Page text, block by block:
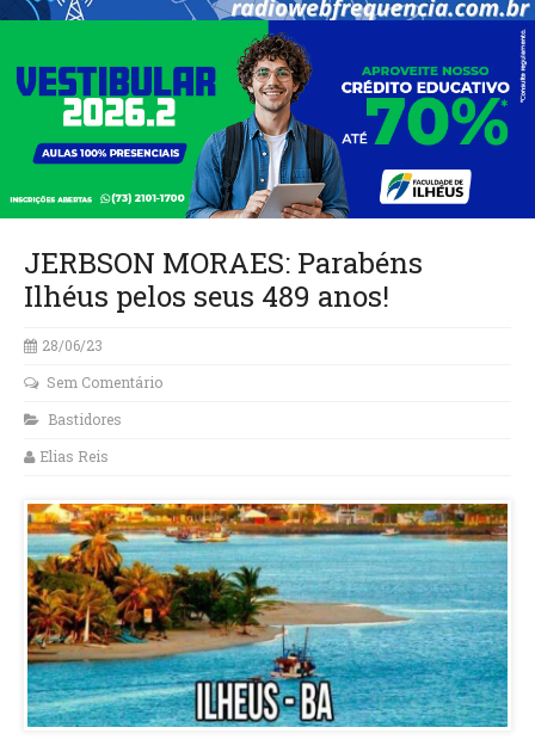
JERBSON MORAES: Parabéns
Ilhéus pelos seus 489 anos!
28/06/23
Sem Comentário
Bastidores
Elias Reis